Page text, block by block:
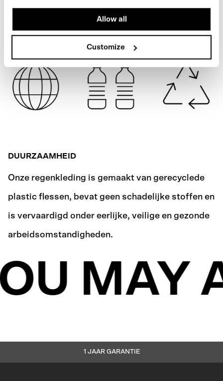
Allow all
Customize
DUURZAAMHEID
Onze regenkleding is gemaakt van gerecyclede
plastic flessen, bevat geen schadelijke stoffen en
is vervaardigd onder eerlijke, veilige en gezonde
arbeidsomstandigheden.
MAY
1 JAAR GARANTIE